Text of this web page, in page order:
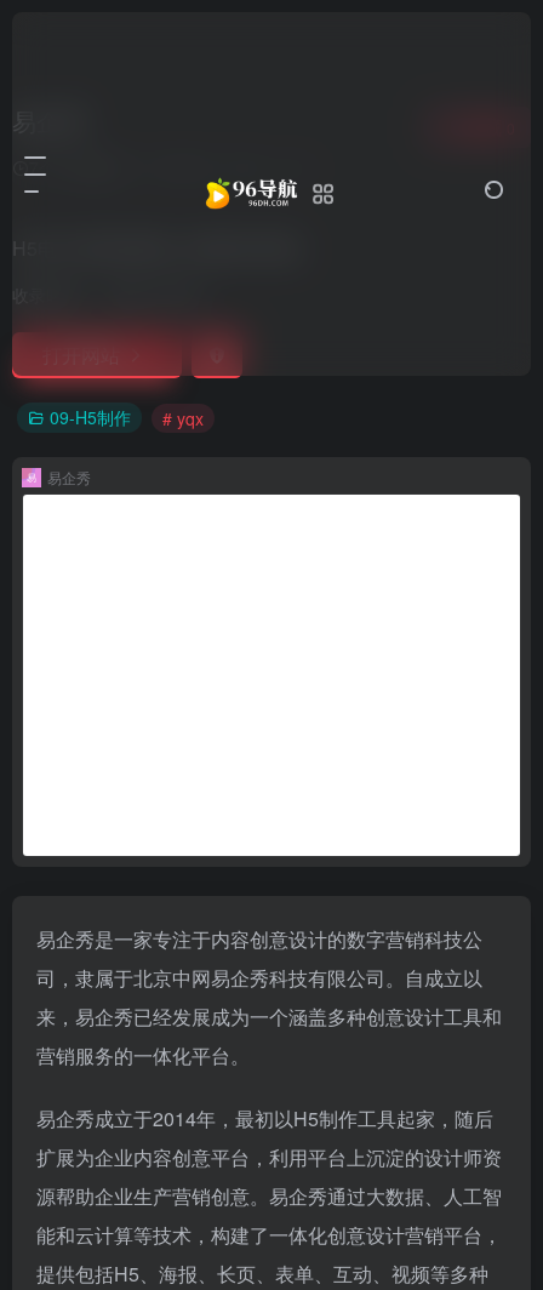
易企秀
7个月前更新
H5电子邀请函模板_海报制作模板
收录时间：
09-H5制作 # yqx
易企秀
易企秀是一家专注于内容创意设计的数字营销科技公
司，隶属于北京中网易企秀科技有限公司。自成立以
来，易企秀已经发展成为一个涵盖多种创意设计工具和
营销服务的一体化平台。
易企秀成立于2014年，最初以H5制作工具起家，随后
扩展为企业内容创意平台，利用平台上沉淀的设计师资
源帮助企业生产营销创意。易企秀通过大数据、人工智
能和云计算等技术，构建了一体化创意设计营销平台，
提供包括H5、海报、长页、表单、互动、视频等多种